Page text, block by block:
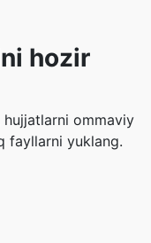
hozir
ommaviy
fayllarni yuklang.